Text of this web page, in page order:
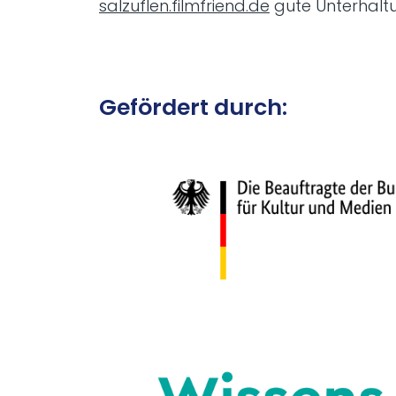
salzuflen.filmfriend.de gute
Gefördert durch: